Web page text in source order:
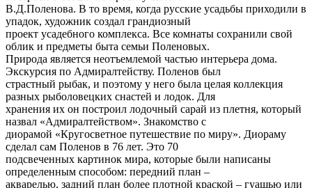
В.Д.Поленова. В то время, когда русские усадьбы приходили в
упадок, художник создал грандиозный
проект усадебного комплекса. Все комнаты сохранили свой
облик и предметы быта семьи Поленовых.
Природа является неотъемлемой частью интерьера дома.
Экскурсия по Адмиралтейству. Поленов был
страстный рыбак, и поэтому у него была целая коллекция
разных рыболовецких снастей и лодок. Для
хранения их он построил лодочный сарай из плетня, который
назвал «Адмиралтейством». Знакомство с
диорамой «Кругосветное путешествие по миру». Диораму
сделал сам Поленов в 76 лет. Это 70
подсвеченных картинок мира, которые были написаны
определенным способом: передний план –
акварелью, задний план более плотной краской – гуашью или